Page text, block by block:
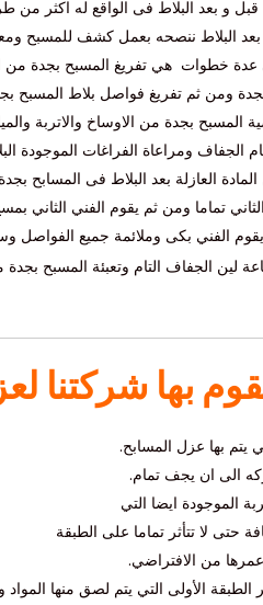
بعد البلاط فى الواقع له اكثر من
البلاط ننصحه بعمل كشف للمسبح
عدة خطوات هي تفريغ المسبح بجدة
ثم تفريغ فواصل بلاط المسبح
بجدة من الاوساخ والاتربة
الجفاف ومراعاة الفراغات الموجودة
العازلة بعد البلاط فى المسابح
تماما ومن ثم يقوم الفني الثاني
الفني بكى وملائمة جميع الفواصل
بها شركتنا
يتم بها عزل المسابح.
الى ان يجف تمام.
الموجودة ايضا التي
حتى لا تتأثر تماما على الطبقة
من الافتراضي.
الأولى التي يتم لصق منها المواد